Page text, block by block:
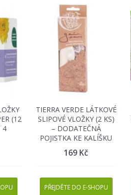
(12
4
TIERRA VERDE LÁTKOVÉ
SLIPOVÉ VLOŽKY (2 KS)
– DODATEČNÁ
POJISTKA KE KALÍŠKU
169 Kč
PŘEJDĚTE DO E-SHOPU